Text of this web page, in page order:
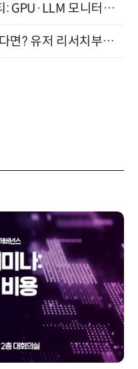
[올쇼TV] AI 시대의 옵저버빌리티: GPU·LLM 모니터링부터 AI 기반 장애 대응까지 (8/11 생방송)
그럴듯하지만 AI가 만든 티가 난다면? 유저 리서치부터 배포까지! (9/15)